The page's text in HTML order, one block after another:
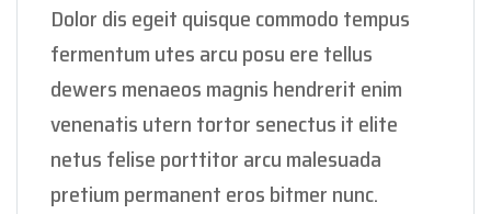
Dolor dis egeit quisque commodo tempus
fermentum utes arcu posu ere tellus
dewers menaeos magnis hendrerit enim
venenatis utern tortor senectus it elite
netus felise porttitor arcu malesuada
pretium permanent eros bitmer nunc.